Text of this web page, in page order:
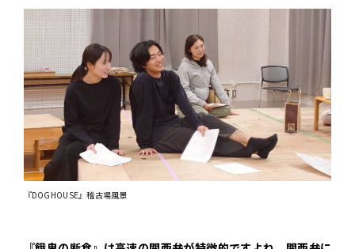
『DOGHOUSE』稽古場風景